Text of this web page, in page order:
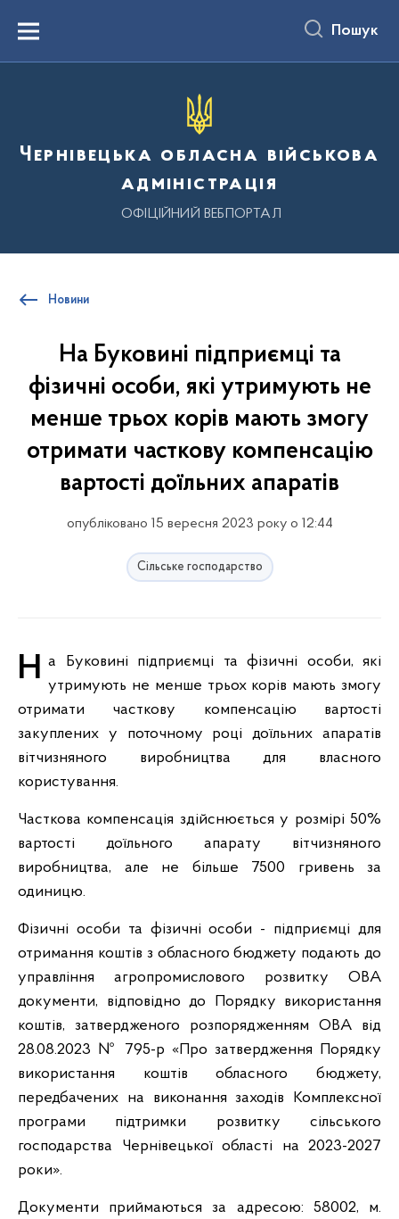
вмістуMenu Пошук
Чернівецька обласна військова
адміністрація
ОФІЦІЙНИЙ ВЕБПОРТАЛ
Новини
На Буковині підприємці та
фізичні особи, які утримують не
менше трьох корів мають змогу
отримати часткову компенсацію
вартості доїльних апаратів
опубліковано 15 вересня 2023 року о 12:44
Сільське господарство
На Буковині підприємці та фізичні особи, які утримують не менше трьох корів мають змогу
отримати часткову компенсацію вартості
закуплених у поточному році доїльних апаратів
вітчизняного виробництва для власного
користування.
Часткова компенсація здійснюється у розмірі 50%
вартості доїльного апарату вітчизняного
виробництва, але не більше 7500 гривень за
одиницю.
Фізичні особи та фізичні особи - підприємці для
отримання коштів з обласного бюджету подають до
управління агропромислового розвитку ОВА
документи, відповідно до Порядку використання
коштів, затвердженого розпорядженням ОВА від
28.08.2023 № 795-р «Про затвердження Порядку
використання коштів обласного бюджету,
передбачених на виконання заходів Комплексної
програми підтримки розвитку сільського
господарства Чернівецької області на 2023-2027
роки».
Документи приймаються за адресою: 58002, м.